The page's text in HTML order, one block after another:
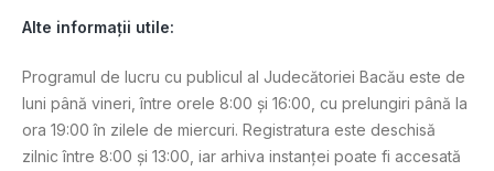
Alte informații utile:
Programul de lucru cu publicul al Judecătoriei Bacău este de
luni până vineri, între orele 8:00 și 16:00, cu prelungiri până la
ora 19:00 în zilele de miercuri. Registratura este deschisă
zilnic între 8:00 și 13:00, iar arhiva instanței poate fi accesată